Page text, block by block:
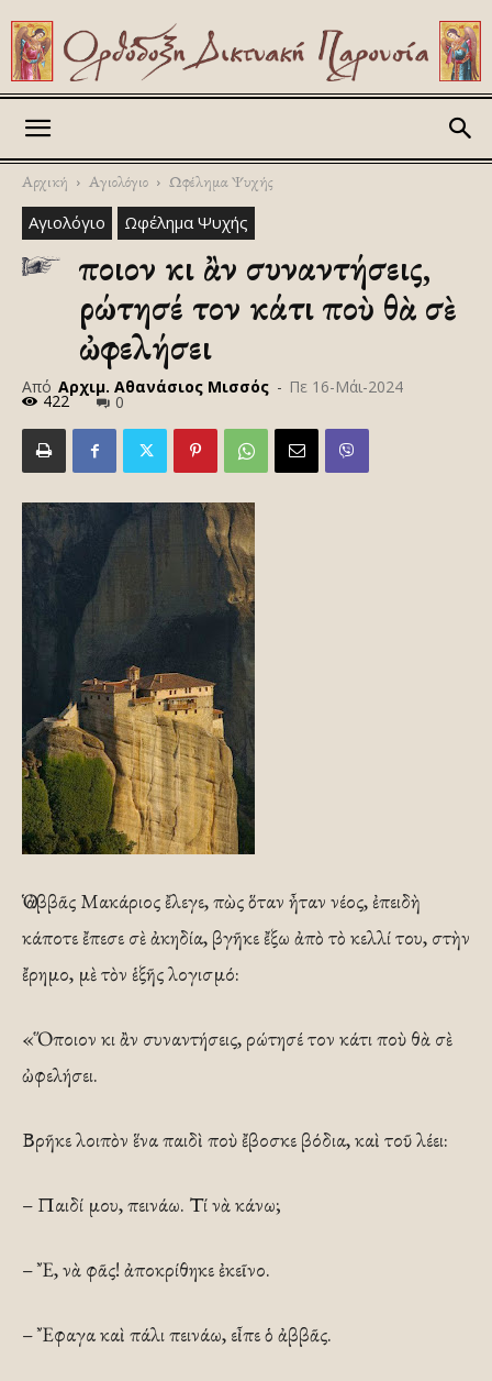
Αρχική Αγιολόγιο Ωφέλημα Ψυχής
Αγιολόγιο Ωφέλημα Ψυχής
Ὅποιον κι ἂν συναντήσεις,
ρώτησέ τον κάτι ποὺ θὰ σὲ
ὠφελήσει
Από Αρχιμ. Αθανάσιος Μισσός - Πε 16-Μάι-2024
422 0
Ὁ ἀββᾶς Μακάριος ἔλεγε, πὼς ὅταν ἦταν νέος, ἐπειδὴ
κάποτε ἔπεσε σὲ ἀκηδία, βγῆκε ἔξω ἀπὸ τὸ κελλί του, στὴν
ἔρημο, μὲ τὸν ἑξῆς λογισμό:
«Ὅποιον κι ἂν συναντήσεις, ρώτησέ τον κάτι ποὺ θὰ σὲ
ὠφελήσει.
Βρῆκε λοιπὸν ἕνα παιδὶ ποὺ ἔβοσκε βόδια, καὶ τοῦ λέει:
– Παιδί μου, πεινάω. Τί νὰ κάνω;
– Ἔ, νὰ φᾶς! ἀποκρίθηκε ἐκεῖνο.
– Ἔφαγα καὶ πάλι πεινάω, εἶπε ὁ ἀββᾶς.